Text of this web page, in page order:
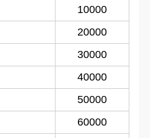
10000
20000
30000
40000
50000
60000